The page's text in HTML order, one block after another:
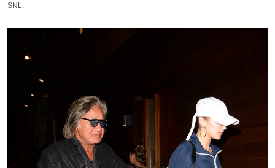
SNL.